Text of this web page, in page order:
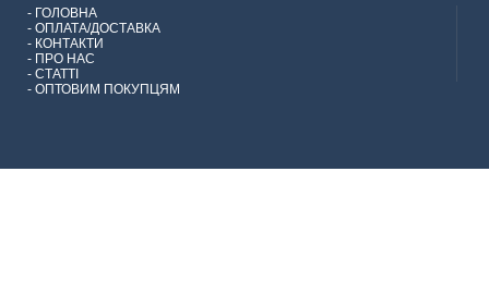
- ГОЛОВНА
- ОПЛАТА/ДОСТАВКА
- КОНТАКТИ
- ПРО НАС
- СТАТТІ
- ОПТОВИМ ПОКУПЦЯМ